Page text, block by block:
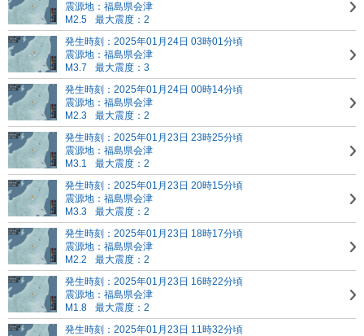
震源地：福島県会津
M2.5
最大震度：2
発生時刻：2025年01月24日 03時01分頃
震源地：福島県会津
M3.7
最大震度：3
発生時刻：2025年01月24日 00時14分頃
震源地：福島県会津
M2.3
最大震度：2
発生時刻：2025年01月23日 23時25分頃
震源地：福島県会津
M3.1
最大震度：2
発生時刻：2025年01月23日 20時15分頃
震源地：福島県会津
M3.3
最大震度：2
発生時刻：2025年01月23日 18時17分頃
震源地：福島県会津
M2.2
最大震度：2
発生時刻：2025年01月23日 16時22分頃
震源地：福島県会津
M1.8
最大震度：2
発生時刻：2025年01月23日 11時32分頃